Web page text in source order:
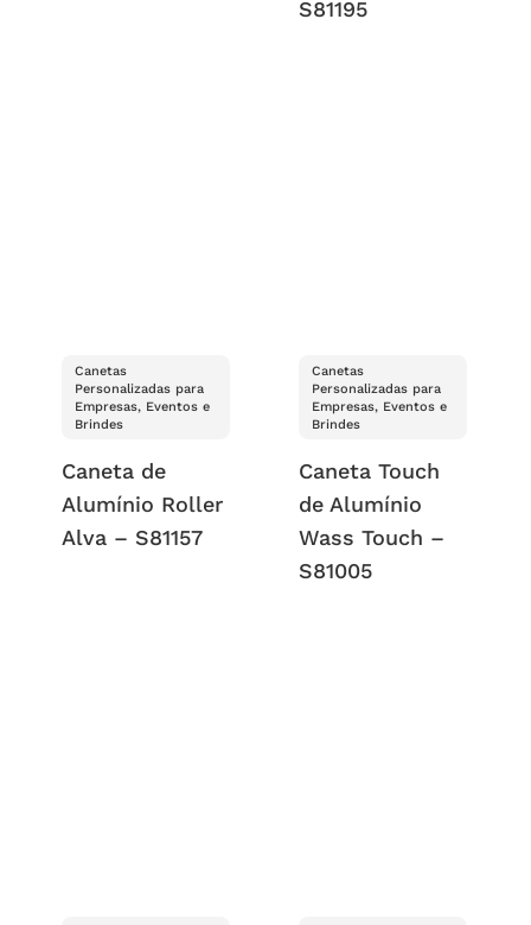
S81195
Canetas
Personalizadas para
Empresas, Eventos e
Brindes
Caneta de
Alumínio Roller
Alva – S81157
Canetas
Personalizadas para
Empresas, Eventos e
Brindes
Caneta Touch
de Alumínio
Wass Touch –
S81005